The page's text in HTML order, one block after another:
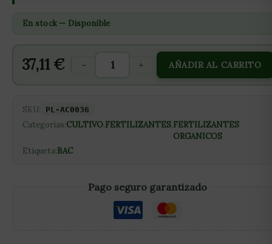
En stock — Disponible
37,11 € - + AÑADIR AL CARRITO
SKU: PL-AC0036
Categorías:CULTIVO,FERTILIZANTES,FERTILIZANTES
ORGANICOS
Etiqueta:BAC
Pago seguro garantizado